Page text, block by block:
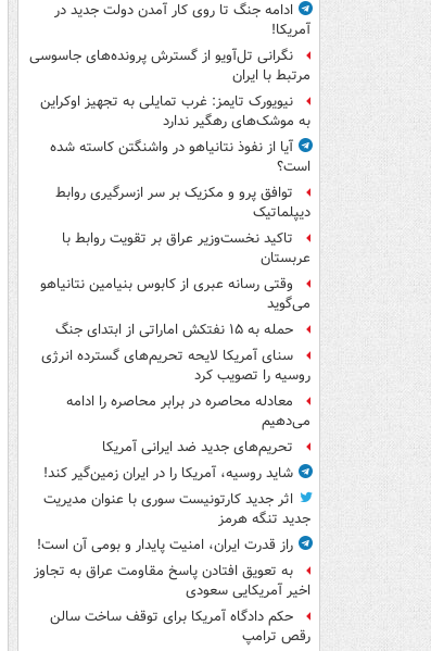
ادامه جنگ تا روی کار آمدن دولت جدید در
آمریکا!
نگرانی تل‌آویو از گسترش پرونده‌های جاسوسی
مرتبط با ایران
نیویورک تایمز: غرب تمایلی به تجهیز اوکراین
به موشک‌های رهگیر ندارد
آیا از نفوذ نتانیاهو در واشنگتن کاسته شده
است؟
توافق پرو و مکزیک بر سر ازسرگیری روابط
دیپلماتیک
تاکید نخست‌وزیر عراق بر تقویت روابط با
عربستان
وقتی رسانه عبری از کابوس بنیامین نتانیاهو
می‌گوید
حمله به ۱۵ نفتکش‌ اماراتی از ابتدای جنگ
سنای آمریکا لایحه تحریم‌های گسترده انرژی
روسیه را تصویب کرد
معادله محاصره در برابر محاصره را ادامه
می‌دهیم
تحریم‌های جدید ضد ایرانی آمریکا
شاید روسیه، آمریکا را در ایران زمین‌گیر کند!
اثر جدید کارتونیست سوری با عنوان مدیریت
جدید تنگه هرمز
راز قدرت ایران، امنیت پایدار و بومی آن است!
به تعویق افتادن پاسخ مقاومت عراق به تجاوز
اخیر آمریکایی سعودی
حکم دادگاه آمریکا برای توقف ساخت سالن
رقص ترامپ